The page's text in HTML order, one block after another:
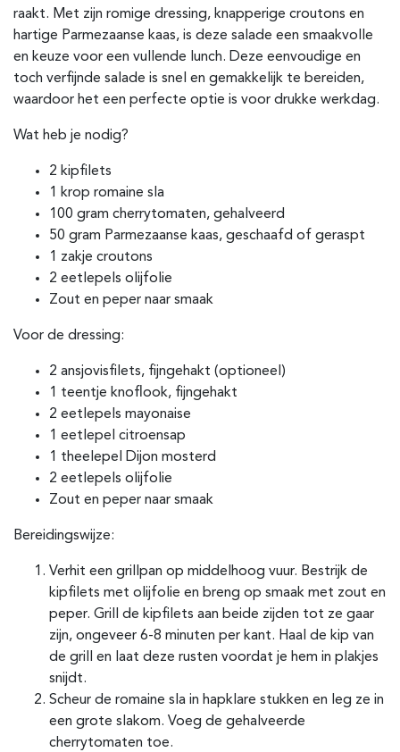
raakt. Met zijn romige dressing, knapperige croutons en
hartige Parmezaanse kaas, is deze salade een smaakvolle
en keuze voor een vullende lunch. Deze eenvoudige en
toch verfijnde salade is snel en gemakkelijk te bereiden,
waardoor het een perfecte optie is voor drukke werkdag.
Wat heb je nodig?
2 kipfilets
1 krop romaine sla
100 gram cherrytomaten, gehalveerd
50 gram Parmezaanse kaas, geschaafd of geraspt
1 zakje croutons
2 eetlepels olijfolie
Zout en peper naar smaak
Voor de dressing:
2 ansjovisfilets, fijngehakt (optioneel)
1 teentje knoflook, fijngehakt
2 eetlepels mayonaise
1 eetlepel citroensap
1 theelepel Dijon mosterd
2 eetlepels olijfolie
Zout en peper naar smaak
Bereidingswijze:
Verhit een grillpan op middelhoog vuur. Bestrijk de
kipfilets met olijfolie en breng op smaak met zout en
peper. Grill de kipfilets aan beide zijden tot ze gaar
zijn, ongeveer 6-8 minuten per kant. Haal de kip van
de grill en laat deze rusten voordat je hem in plakjes
snijdt.
Scheur de romaine sla in hapklare stukken en leg ze in
een grote slakom. Voeg de gehalveerde
cherrytomaten toe.